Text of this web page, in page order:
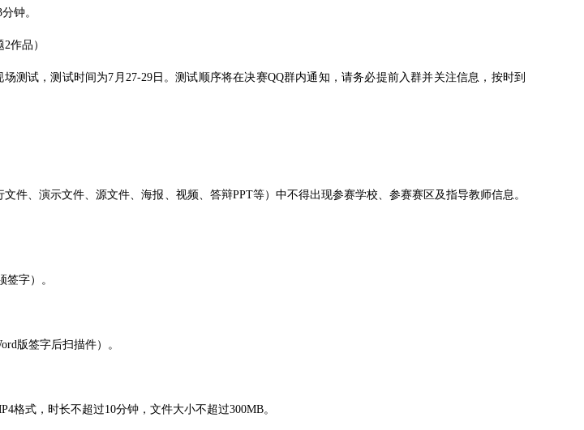
钟。
作品）
试，测试时间为7月27-29日。测试顺序将在决赛QQ群内通知，请务必提前入群并关注信息，按时到
、演示文件、源文件、海报、视频、答辩PPT等）中不得出现参赛学校、参赛赛区及指导教师信息。
字）。
版签字后扫描件）。
式，时长不超过10分钟，文件大小不超过300MB。